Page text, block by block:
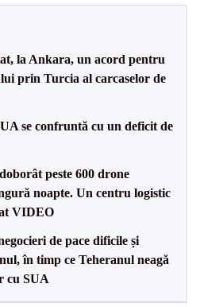
la Ankara, un acord pentru
prin Turcia al carcaselor de
se confruntă cu un deficit de
peste 600 drone
noapte. Un centru logistic
VIDEO
de pace dificile și
în timp ce Teheranul neagă
cu SUA